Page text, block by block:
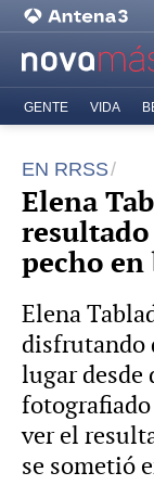
GENTE VIDA
EN RRSS
Elena
pecho
Elena
disfrutando
lugar desde
ver el
se sometió